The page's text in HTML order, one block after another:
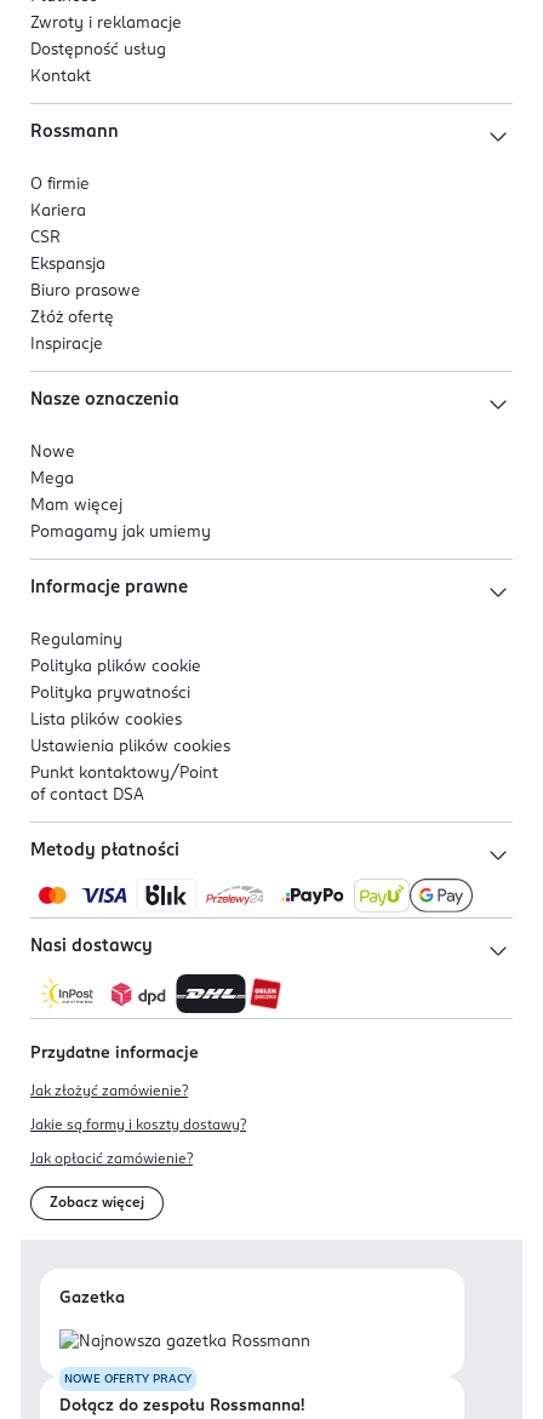
Zwroty i reklamacje
Dostępność usług
Kontakt
Rossmann
O firmie
Kariera
CSR
Ekspansja
Biuro prasowe
Złóż ofertę
Inspiracje
Nasze oznaczenia
Nowe
Mega
Mam więcej
Pomagamy jak umiemy
Informacje prawne
Regulaminy
Polityka plików cookie
Polityka prywatności
Lista plików cookies
Ustawienia plików cookies
Punkt kontaktowy/ Point
of contact DSA
Metody płatności
Nasi dostawcy
Przydatne informacje
Jak złożyć zamówienie?
Jakie są formy i koszty dostawy?
Jak opłacić zamówienie?
Zobacz więcej
Gazetka
NOWE OFERTY PRACY
Dołącz do zespołu Rossmanna!